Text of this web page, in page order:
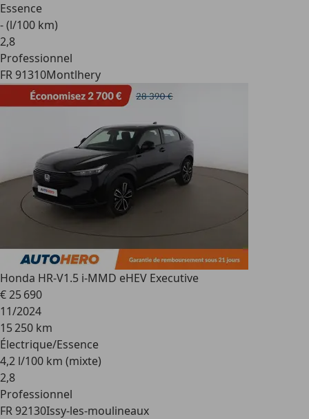
Essence
- (l/100 km)
2,8
Professionnel
FR 91310Montlhery
Honda HR-V1.5 i-MMD eHEV Executive
€ 25 690
11/2024
15 250 km
Électrique/Essence
4,2 l/100 km (mixte)
2,8
Professionnel
FR 92130Issy-les-moulineaux